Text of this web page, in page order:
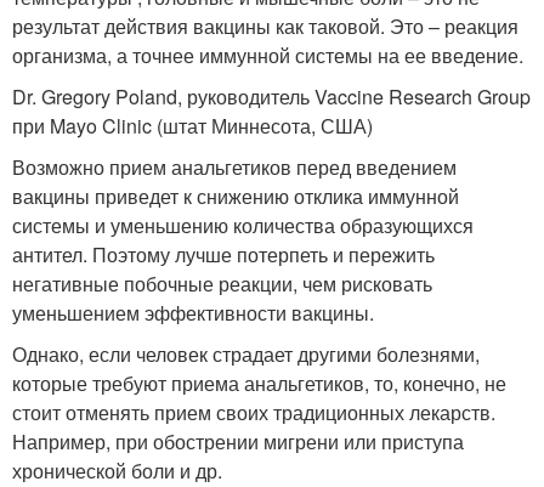
результат действия вакцины как таковой. Это – реакция
организма, а точнее иммунной системы на ее введение.
Dr. Gregory Poland, руководитель Vaccine Research Group
при Mayo Clinic (штат Миннесота, США)
Возможно прием анальгетиков перед введением
вакцины приведет к снижению отклика иммунной
системы и уменьшению количества образующихся
антител. Поэтому лучше потерпеть и пережить
негативные побочные реакции, чем рисковать
уменьшением эффективности вакцины.
Однако, если человек страдает другими болезнями,
которые требуют приема анальгетиков, то, конечно, не
стоит отменять прием своих традиционных лекарств.
Например, при обострении мигрени или приступа
хронической боли и др.